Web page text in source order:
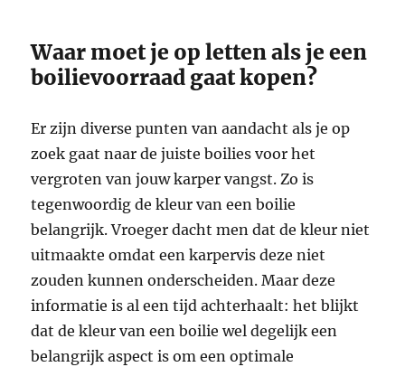
Waar moet je op letten als je een
boilievoorraad gaat kopen?
Er zijn diverse punten van aandacht als je op
zoek gaat naar de juiste boilies voor het
vergroten van jouw karper vangst. Zo is
tegenwoordig de kleur van een boilie
belangrijk. Vroeger dacht men dat de kleur niet
uitmaakte omdat een karpervis deze niet
zouden kunnen onderscheiden. Maar deze
informatie is al een tijd achterhaalt: het blijkt
dat de kleur van een boilie wel degelijk een
belangrijk aspect is om een optimale